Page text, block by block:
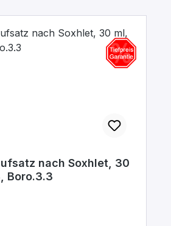
nach Soxhlet, 30
Boro.3.3